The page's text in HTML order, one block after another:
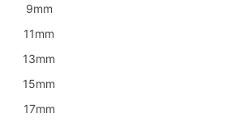
9mm
11mm
13mm
15mm
17mm